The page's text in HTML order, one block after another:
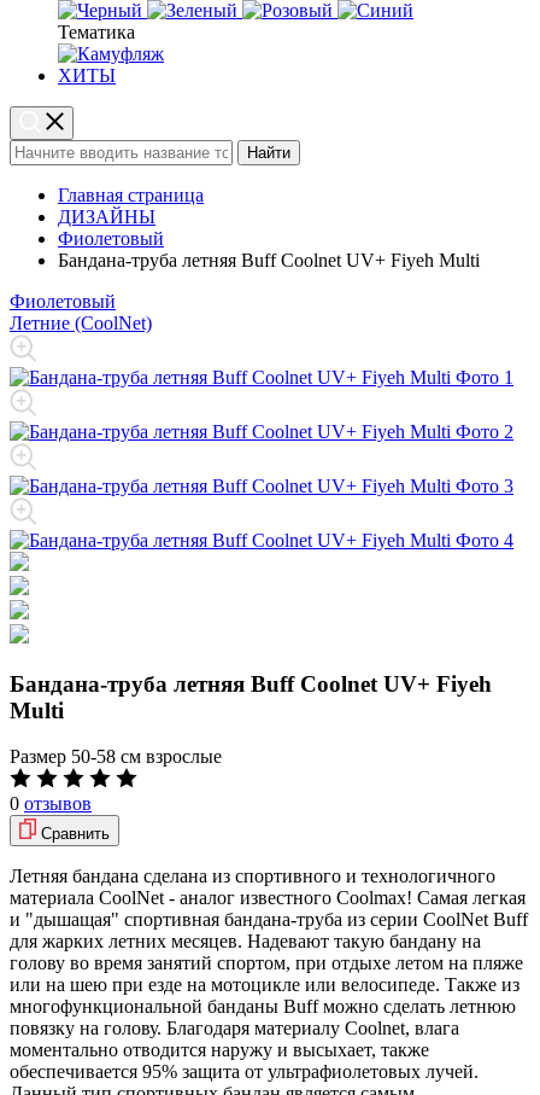
Тематика
ХИТЫ
Найти
Главная страница
ДИЗАЙНЫ
Фиолетовый
Бандана-труба летняя Buff Coolnet UV+ Fiyeh Multi
Фиолетовый
Летние (CoolNet)
Бандана-труба летняя Buff Coolnet UV+ Fiyeh
Multi
Размер 50-58 см взрослые
0 отзывов
Сравнить
Летняя бандана сделана из спортивного и технологичного
материала CoolNet - аналог известного Coolmax! Самая легкая
и "дышащая" спортивная бандана-труба из серии CoolNet Buff
для жарких летних месяцев. Надевают такую бандану на
голову во время занятий спортом, при отдыхе летом на пляже
или на шею при езде на мотоцикле или велосипеде. Также из
многофункциональной банданы Buff можно сделать летнюю
повязку на голову. Благодаря материалу Coolnet, влага
моментально отводится наружу и высыхает, также
обеспечивается 95% защита от ультрафиолетовых лучей.